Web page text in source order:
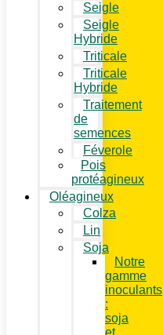
Seigle
Seigle
Hybride
Triticale
Triticale
Hybride
Traitement
de
semences
Féverole
Pois
protéagineux
Oléagineux
Colza
Lin
Soja
Notre
gamme
inoculants
:
soja
et